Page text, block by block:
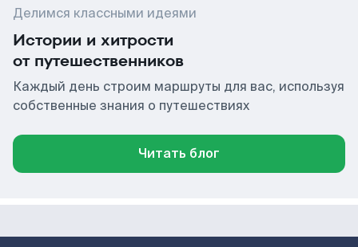
Делимся классными идеями
Истории и хитрости
от путешественников
Каждый день строим маршруты для вас, используя
собственные знания о путешествиях
Читать блог